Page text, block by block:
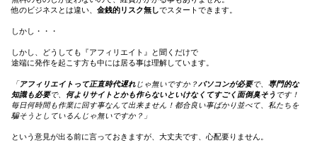
他のビジネスとは違い、 金銭的リスク無しでスタートできます。
しかし・・・
しかし、どうしても『アフィリエイト』と聞くだけで
途端に発作を起こす方も中には居る事は理解しています。
「アフィリエイトって正直時代遅れじゃ無いですか？パソコンが必要で、 専門的な
知識も必要で、 何よりサイトとかも作らないといけなくてすごく面倒臭そう です！
毎日何時間も作業に回す事なんて出来ません！都合良い事ばかり並べて、私たちを
騙そうとしているんじゃ無いですか？」
という意見が出る前に言っておきますが、大丈夫です、心配要りません。